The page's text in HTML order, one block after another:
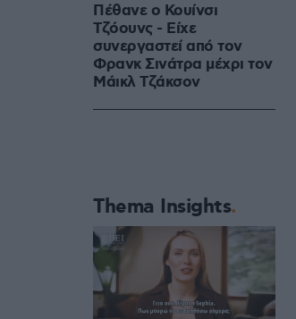
Πέθανε ο Κουίνσι
Τζόουνς - Είχε
συνεργαστεί από τον
Φρανκ Σινάτρα μέχρι τον
Μάικλ Τζάκσον
Thema Insights